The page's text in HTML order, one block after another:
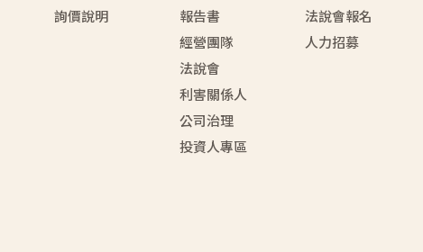
詢價說明
報告書
經營團隊
法說會
利害關係人
公司治理
投資人專區
法說會報名
人力招募